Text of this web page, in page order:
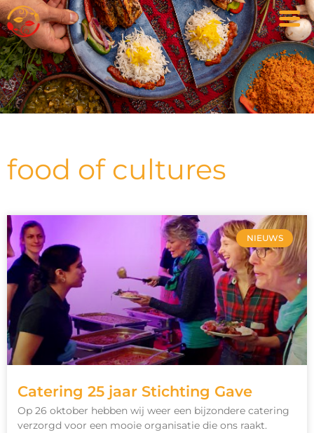
food of cultures
NIEUWS
Catering 25 jaar Stichting Gave
Op 26 oktober hebben wij weer een bijzondere catering
verzorgd voor een mooie organisatie die ons raakt.